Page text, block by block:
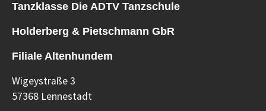
Tanzklasse Die ADTV Tanzschule
Holderberg & Pietschmann GbR
Filiale Altenhundem
Wigeystraße 3
57368 Lennestadt